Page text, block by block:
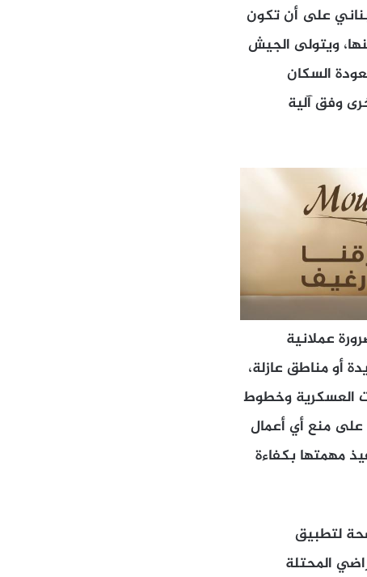
على أن تكون
ويتولى الجيش
السكان
وفق آلية
عملانية
أو مناطق عازلة،
العسكرية وخطوط
على منع أي أعمال
مهمتها بكفاءة
لتطبيق
استعادة الأراضي المحتلة